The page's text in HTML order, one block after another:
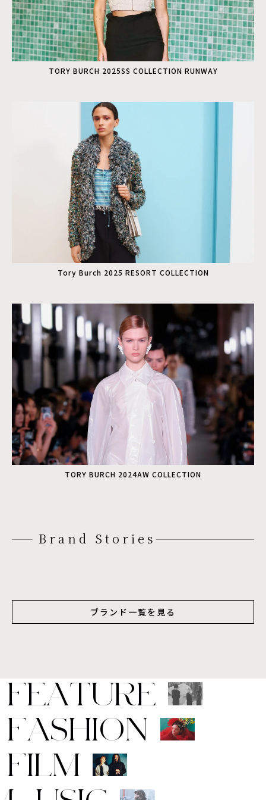
TORY BURCH 2025SS COLLECTION RUNWAY
Tory Burch 2025 RESORT COLLECTION
TORY BURCH 2024AW COLLECTION
Brand Stories
ブランド一覧を見る
FEATURE
FASHION
FILM